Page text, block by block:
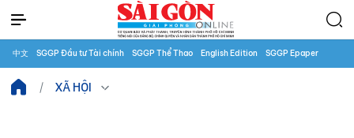
中文 SGGP Đầu tư Tài chính SGGP Thể Thao English Edition SGGP Epaper
XÃ HỘI